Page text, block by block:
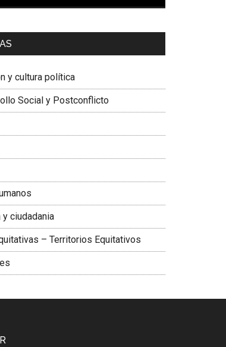
Corcho Mejía,
Sur, Vicepresidenta Federación
y cultura política
Social y Postconflicto
y ciudadania
– Territorios Equitativos